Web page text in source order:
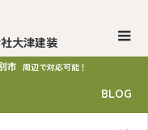
大津建装
市 周辺で対応可能！
BLOG